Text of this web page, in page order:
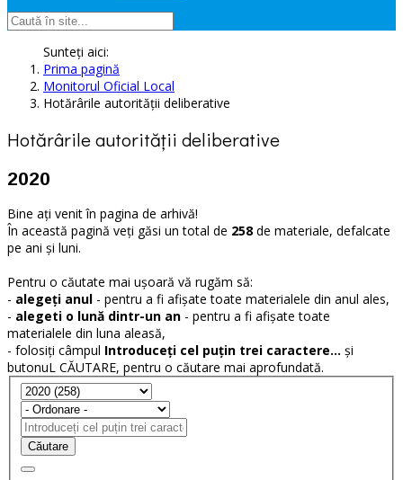
Sunteți aici:
Prima pagină
Monitorul Oficial Local
Hotărârile autorităţii deliberative
Hotărârile autorităţii deliberative
2020
Bine ați venit în pagina de arhivă!
În această pagină veți găsi un total de 258 de materiale, defalcate
pe ani și luni.
Pentru o căutate mai ușoară vă rugăm să:
- alegeți anul - pentru a fi afișate toate materialele din anul ales,
- alegeti o lună dintr-un an - pentru a fi afișate toate
materialele din luna aleasă,
- folosiți câmpul Introduceți cel puțin trei caractere... și
butonuL CĂUTARE, pentru o căutare mai aprofundată.
Căutare